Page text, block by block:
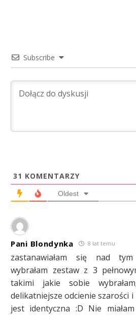
Subscribe
31 KOMENTARZY
Oldest
Pani Blondynka 8 lat temu
zastanawiałam się nad
wybrałam zestaw z 3
takimi jakie sobie
delikatniejsze odcienie szarości i
jest identyczna :D Nie